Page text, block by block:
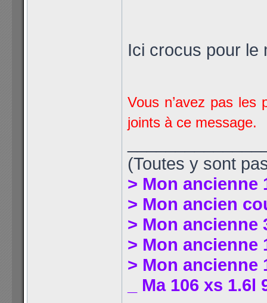
Ici crocus pour le
Vous n’avez pas les
joints à ce message.
(Toutes y sont
> Mon ancienne
> Mon ancien
> Mon ancienne
> Mon ancienne
> Mon ancienne
_ Ma 106 xs 1.6l